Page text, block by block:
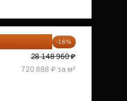
-16%
28 148 960 ₽
720 888 ₽ за м²